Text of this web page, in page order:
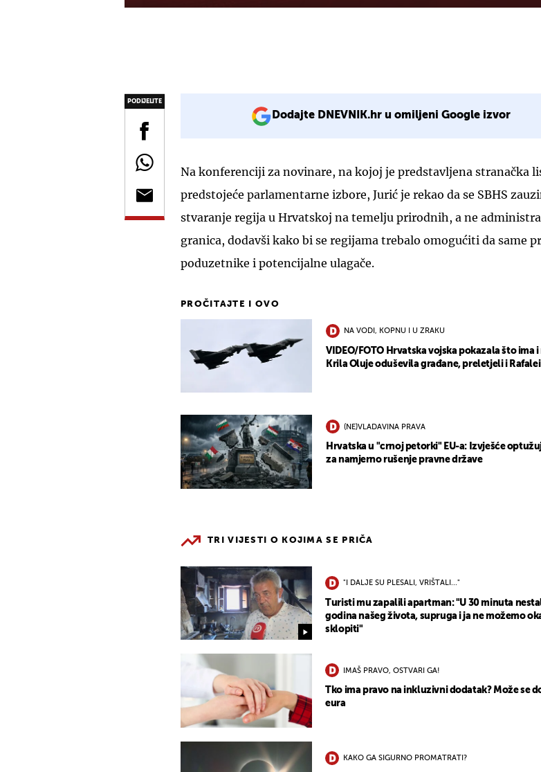
PODIJELITE
Dodajte DNEVNIK.hr u omiljeni Google izvor
Na konferenciji za novinare, na kojoj je predstavljena stranačka
predstojeće parlamentarne izbore, Jurić je rekao da se SBHS
stvaranje regija u Hrvatskoj na temelju prirodnih, a ne
granica, dodavši kako bi se regijama trebalo omogućiti da same
poduzetnike i potencijalne ulagače.
PROČITAJTE I OVO
NA VODI, KOPNU I U ZRAKU
VIDEO/FOTO Hrvatska vojska pokazala što ima i
Krila Oluje oduševila građane, preletjeli i Rafalei
(NE)VLADAVINA PRAVA
Hrvatska u "crnoj petorki" EU-a: Izvješće
za namjerno rušenje pravne države
TRI VIJESTI O KOJIMA SE PRIČA
"I DALJE SU PLESALI, VRIŠTALI..."
Turisti mu zapalili apartman: "U 30 minuta
godina našeg života, supruga i ja ne možemo
sklopiti"
IMAŠ PRAVO, OSTVARI GA!
Tko ima pravo na inkluzivni dodatak? Može se
eura
KAKO GA SIGURNO PROMATRATI?